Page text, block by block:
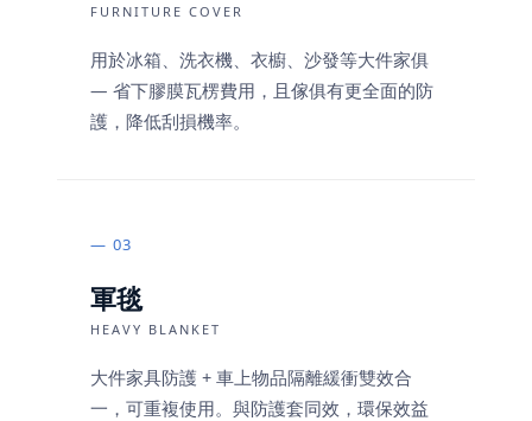
FURNITURE COVER
用於冰箱、洗衣機、衣櫥、沙發等大件家俱
— 省下膠膜瓦楞費用，且傢俱有更全面的防
護，降低刮損機率。
03
軍毯
HEAVY BLANKET
大件家具防護 + 車上物品隔離緩衝雙效合
一，可重複使用。與防護套同效，環保效益